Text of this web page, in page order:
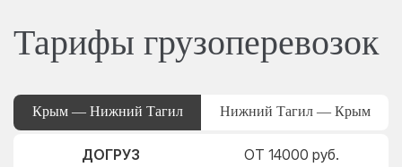
Тарифы грузоперевозок
Крым — Нижний Тагил Нижний Тагил — Крым
ДОГРУЗ ОТ 14000 руб.